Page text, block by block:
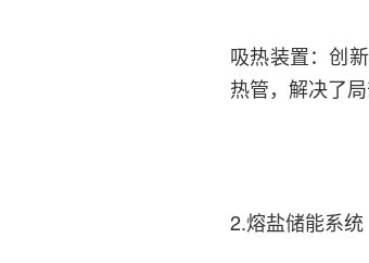
吸热装置：创
热管，解决了
2.熔盐储能系统